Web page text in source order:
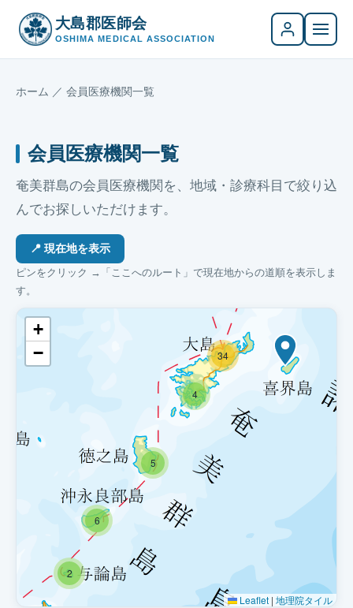
大島郡医師会
OSHIMA MEDICAL ASSOCIATION
ホーム ／ 会員医療機関一覧
会員医療機関一覧
奄美群島の会員医療機関を、地域・診療科目で絞り込
んでお探しいただけます。
📍 現在地を表示
ピンをクリック →「ここへのルート」で現在地からの道順を表示しま
す。
5
2
6
4
34
+
−
Leaflet | 地理院タイル